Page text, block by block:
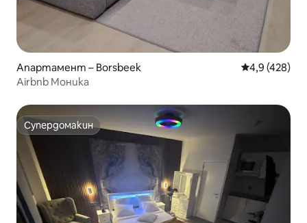
Апартамент – Borsbeek Средна
4,9 (428)
Airbnb Моника
Супердомакин
Супердомакин